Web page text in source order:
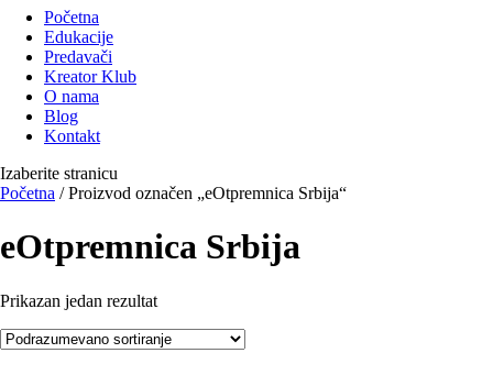
Početna
Edukacije
Predavači
Kreator Klub
O nama
Blog
Kontakt
Izaberite stranicu
Početna / Proizvod označen „eOtpremnica Srbija“
eOtpremnica Srbija
Prikazan jedan rezultat